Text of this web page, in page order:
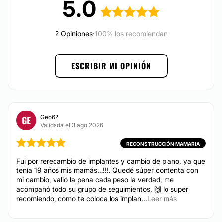
Financiación o facilidades de pago:
Alargamiento de pene
Labioplastia
MEDICINA ESTÉTICA
Botox
Plasma Rico en Plaquetas
Eliminación ojeras
Rejuvenecimiento facial
Rellenos faciales
Blefaroplastia sin cirugía
Hialuronidasa
5.0
2 Opiniones·100% los recomiendan
ESCRIBIR MI OPINIÓN
GE
Geo62
Validada el 3 ago 2026
RECONSTRUCCIÓN MAMARIA
Fui por rerecambio de implantes y cambio de plano, ya que
tenía 19 años mis mamás…!!!. Quedé súper contenta con
mi cambio, valió la pena cada peso la verdad, me
acompañó todo su grupo de seguimientos, 🙌 lo super
recomiendo, como te coloca los implan...Leer más